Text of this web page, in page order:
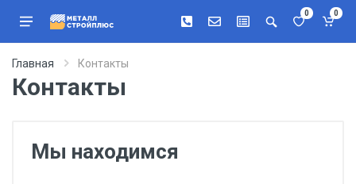
0 0
Главная Контакты
Контакты
Мы находимся